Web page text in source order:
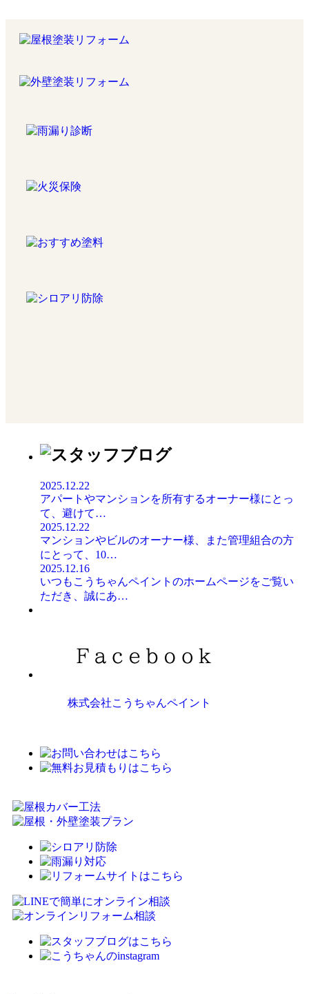
2025.12.22
アパートやマンションを所有するオーナー様にとっ
て、避けて…
2025.12.22
マンションやビルのオーナー様、また管理組合の方
にとって、10…
2025.12.16
いつもこうちゃんペイントのホームページをご覧い
ただき、誠にあ…
株式会社こうちゃんペイント